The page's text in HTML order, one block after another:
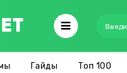
Гайды Топ 100